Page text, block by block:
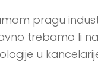
pragu
trebamo li
u